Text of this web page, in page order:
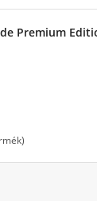
Premium